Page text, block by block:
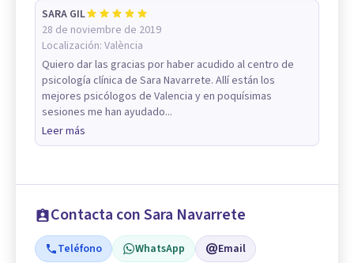
SARA GIL
28 de noviembre de 2019
Localización: València
Quiero dar las gracias por haber acudido al centro de
psicología clínica de Sara Navarrete. Allí están los
mejores psicólogos de Valencia y en poquísimas
sesiones me han ayudado...
Leer más
Contacta con Sara Navarrete
Teléfono WhatsApp Email